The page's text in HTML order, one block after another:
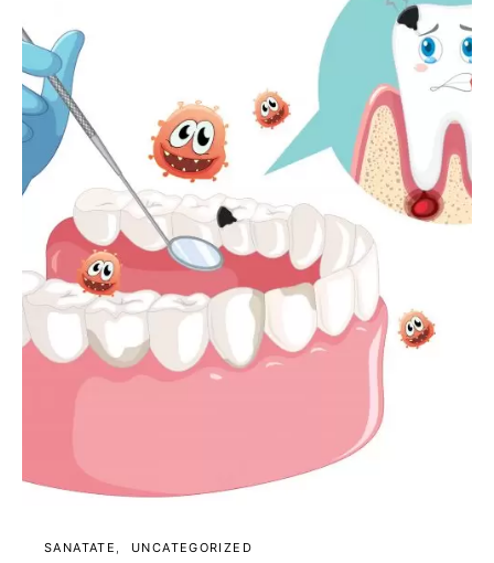
SANATATE UNCATEGORIZED